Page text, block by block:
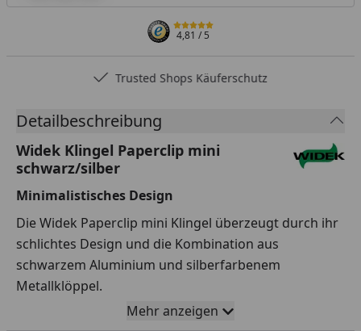
4,81/ 5
Trusted Shops Käuferschutz
Detailbeschreibung
Widek Klingel Paperclip mini
schwarz/silber
Minimalistisches Design
Die Widek Paperclip mini Klingel überzeugt durch ihr
schlichtes Design und die Kombination aus
schwarzem Aluminium und silberfarbenem
Metallklöppel.
Einfach zu montierenMehr anzeigen